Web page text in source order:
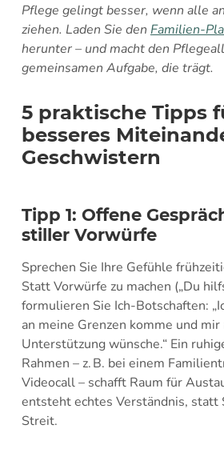
Pflege gelingt besser, wenn alle
ziehen. Laden Sie den Familien-
herunter – und macht den
gemeinsamen Aufgabe, die trägt.
5 praktische Tipps
besseres
Geschwistern
Tipp 1: Offene
stiller Vorwürfe
Sprechen Sie Ihre Gefühle
Statt Vorwürfe zu machen („Du
formulieren Sie Ich-Botschaften:
an meine Grenzen komme und
Unterstützung wünsche.“ Ein
Rahmen – z. B. bei einem
Videocall – schafft Raum für
entsteht echtes Verständnis, statt
Streit.